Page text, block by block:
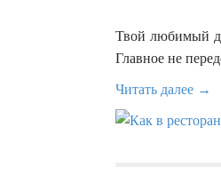
Твой любимый
Главное не
Читать далее →